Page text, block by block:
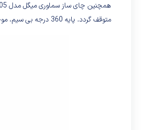
متوقف گردد. پایه 360 درجه بی سیم، موجب بلند کردن و قرار دادن آسان کتری می شود.